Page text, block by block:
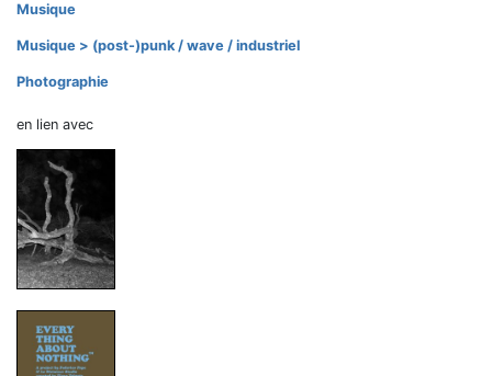
Musique
Musique > (post-)punk / wave / industriel
Photographie
en lien avec